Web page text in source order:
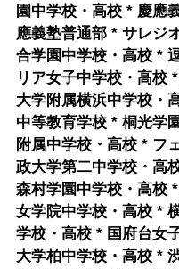
園中学校・高校 * 慶應
應義塾普通部 * サレジ
合学園中学校・高校 *
リア女子中学校・高校
大学附属横浜中学校・
中等教育学校 * 桐光学
附属中学校・高校 * フ
政大学第二中学校・高
森村学園中学校・高校
女学院中学校・高校 *
学校・高校 * 国府台女
大学柏中学校・高校 *